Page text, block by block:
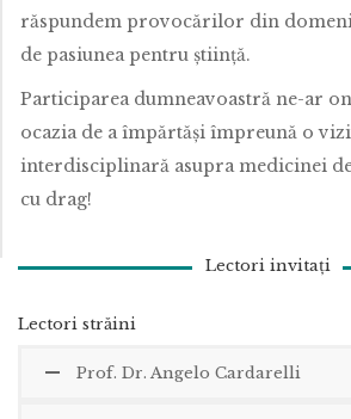
răspundem provocărilor din
de pasiunea pentru știință.
Participarea dumneavoastră ne-ar
ocazia de a împărtăși împreună o
interdisciplinară asupra medicinei
cu drag!
Lectori invitați
Lectori străini
Prof. Dr. Angelo Cardarelli